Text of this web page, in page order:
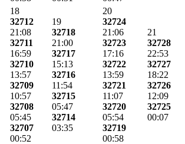
18
32712
21:08
32711
16:59
32710
13:57
32709
10:57
32708
05:45
32707
00:52
19
32718
21:00
32717
15:13
32716
11:54
32715
05:47
32714
03:35
20
32724
21:06
32723
17:16
32722
13:59
32721
11:07
32720
05:54
32719
00:58
21
32728
22:53
32727
18:22
32726
12:09
32725
00:07